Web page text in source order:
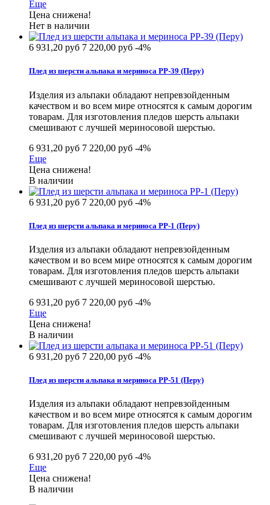
Еще
Цена снижена!
Нет в наличии
6 931,20 руб 7 220,00 руб -4%
Плед из шерсти альпака и мериноса РР-39 (Перу)
Изделия из альпаки обладают непревзойденным
качеством и во всем мире относятся к самым дорогим
товарам. Для изготовления пледов шерсть альпаки
смешивают с лучшей мериносовой шерстью.
6 931,20 руб 7 220,00 руб -4%
Еще
Цена снижена!
В наличии
6 931,20 руб 7 220,00 руб -4%
Плед из шерсти альпака и мериноса РР-1 (Перу)
Изделия из альпаки обладают непревзойденным
качеством и во всем мире относятся к самым дорогим
товарам. Для изготовления пледов шерсть альпаки
смешивают с лучшей мериносовой шерстью.
6 931,20 руб 7 220,00 руб -4%
Еще
Цена снижена!
В наличии
6 931,20 руб 7 220,00 руб -4%
Плед из шерсти альпака и мериноса РР-51 (Перу)
Изделия из альпаки обладают непревзойденным
качеством и во всем мире относятся к самым дорогим
товарам. Для изготовления пледов шерсть альпаки
смешивают с лучшей мериносовой шерстью.
6 931,20 руб 7 220,00 руб -4%
Еще
Цена снижена!
В наличии